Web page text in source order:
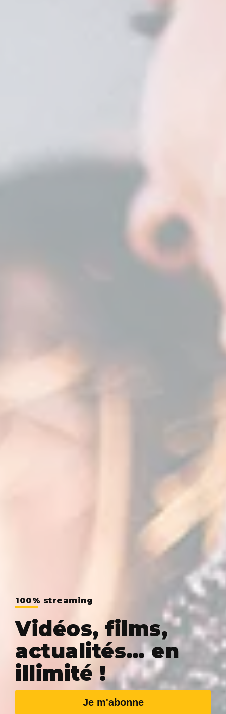
100% streaming
Vidéos, films,
actualités… en
illimité !
Je m'abonne